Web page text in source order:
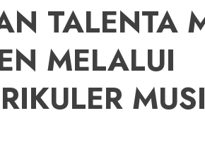
TALENTA
MELALUI